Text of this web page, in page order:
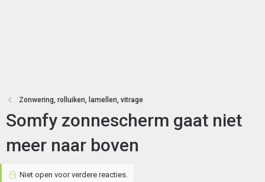
Zonwering, rolluiken, lamellen, vitrage
Somfy zonnescherm gaat niet
meer naar boven
Niet open voor verdere reacties.